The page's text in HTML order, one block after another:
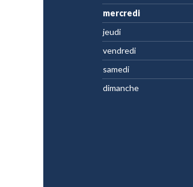
mercredi
jeudi
vendredi
samedi
dimanche